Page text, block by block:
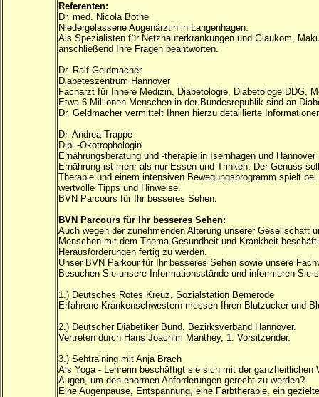
Referenten:
Dr. med. Nicola Bothe
Niedergelassene Augenärztin in Langenhagen.
Als Spezialisten für Netzhauterkrankungen und Glaukom,
anschließend Ihre Fragen beantworten.
Dr. Ralf Geldmacher
Diabeteszentrum Hannover
Facharzt für Innere Medizin, Diabetologie, Diabetologe DDG,
Etwa 6 Millionen Menschen in der Bundesrepublik sind an
Dr. Geldmacher vermittelt Ihnen hierzu detaillierte
Dr. Andrea Trappe
Dipl.-Ökotrophologin
Ernährungsberatung und -therapie in Isernhagen und Hannover
Ernährung ist mehr als nur Essen und Trinken. Der Genuss
Therapie und einem intensiven Bewegungsprogramm spielt
wertvolle Tipps und Hinweise.
BVN Parcours für Ihr besseres Sehen.
BVN Parcours für Ihr besseres Sehen:
Auch wegen der zunehmenden Alterung unserer Gesellschaft
Menschen mit dem Thema Gesundheit und Krankheit
Herausforderungen fertig zu werden.
Unser BVN Parkour für Ihr besseres Sehen sowie unsere
Besuchen Sie unsere Informationsstände und informieren
1.) Deutsches Rotes Kreuz, Sozialstation Bemerode
Erfahrene Krankenschwestern messen Ihren Blutzucker und
2.) Deutscher Diabetiker Bund, Bezirksverband Hannover.
Vertreten durch Hans Joachim Manthey, 1. Vorsitzender.
3.) Sehtraining mit Anja Brach
Als Yoga - Lehrerin beschäftigt sie sich mit der
Augen, um den enormen Anforderungen gerecht zu werden?
Eine Augenpause, Entspannung, eine Farbtherapie, ein